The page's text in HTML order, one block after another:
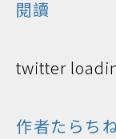
閱讀
twitter
作者たらち